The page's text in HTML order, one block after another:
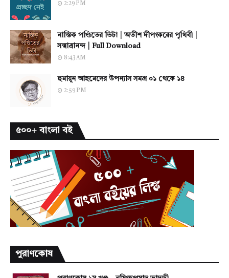
2:29 PM
নাস্তিক পণ্ডিতের ভিটা | অতীশ দীপংকরের পৃথিবী |
সন্মাত্রানন্দ | Full Download
8:43 AM
হুমায়ূন আহমেদের উপন্যাস সমগ্র ০১ থেকে ১৪
2:59 PM
৫০০+ বাংলা বই
পুরাণকোষ